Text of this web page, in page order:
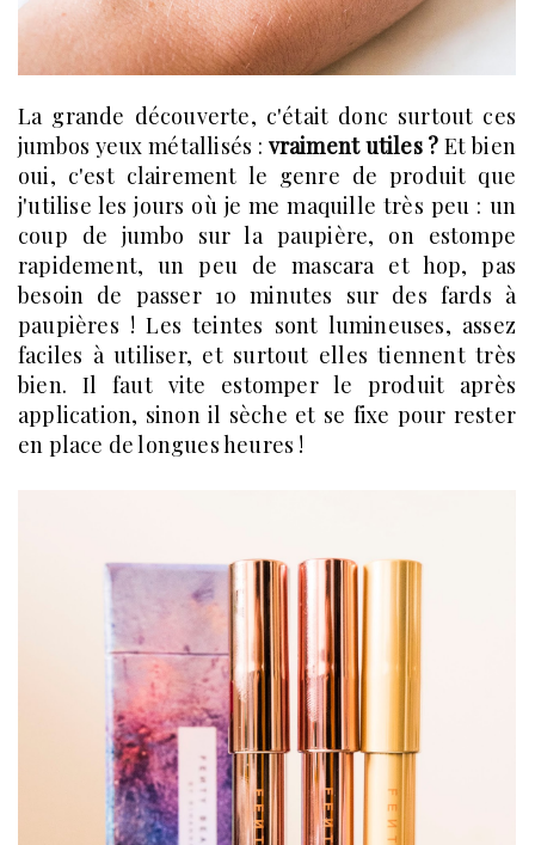
La grande découverte, c'était donc surtout ces
jumbos yeux métallisés : vraiment utiles ? Et bien
oui, c'est clairement le genre de produit que
j'utilise les jours où je me maquille très peu : un
coup de jumbo sur la paupière, on estompe
rapidement, un peu de mascara et hop, pas
besoin de passer 10 minutes sur des fards à
paupières ! Les teintes sont lumineuses, assez
faciles à utiliser, et surtout elles tiennent très
bien. Il faut vite estomper le produit après
application, sinon il sèche et se fixe pour rester
en place de longues heures !